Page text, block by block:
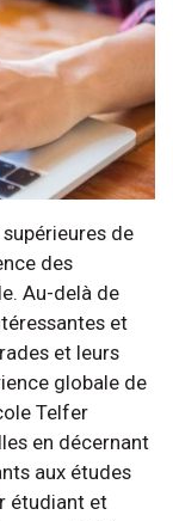
de
des
Au-delà de
et
et leurs
globale de
Telfer
en décernant
aux études
étudiant et